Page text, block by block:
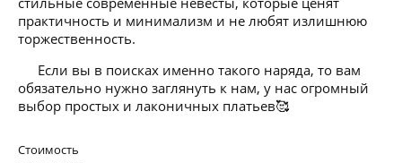
практичность и минимализм и не любят излишнюю
торжественность.
⠀⠀Если вы в поисках именно такого наряда, то вам
обязательно нужно заглянуть к нам, у нас огромный
выбор простых и лаконичных платьев🥰
Стоимость